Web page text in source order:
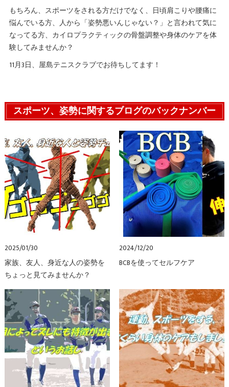
もちろん、スポーツをされる方だけでなく、日頃肩こりや腰痛に
悩んでいる方、人から「姿勢悪いんじゃない？」と言われて気に
なってる方、カイロプラクティックの骨盤調整や身体のケアを体
験してみませんか？
11月3日、屋島テニスクラブでお待ちしてます！
スポーツ、姿勢に関するブログのバックナンバー
2025/01/30
家族、友人、身近な人の姿勢を
ちょっと見てみませんか？
2024/12/20
BCBを使ってセルフケア